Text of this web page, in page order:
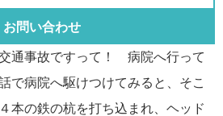
お問い合わせ
通事故ですって！ 病院へ行って
で病院へ駆けつけてみると、そこ
本の鉄の杭を打ち込まれ、ヘッド